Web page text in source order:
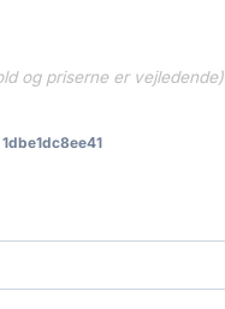
og priserne er vejledende)
1dbe1dc8ee41